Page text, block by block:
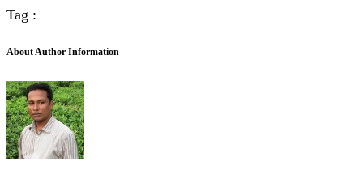
Tag :
About Author Information